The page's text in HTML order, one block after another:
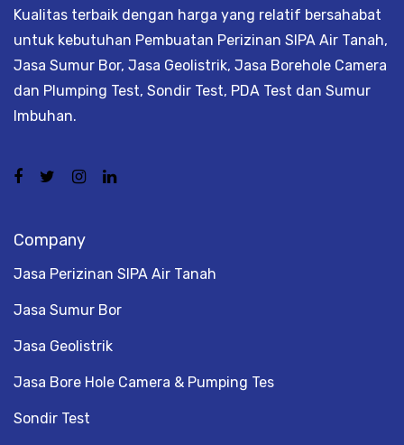
Kualitas terbaik dengan harga yang relatif bersahabat
untuk kebutuhan Pembuatan Perizinan SIPA Air Tanah,
Jasa Sumur Bor, Jasa Geolistrik, Jasa Borehole Camera
dan Plumping Test, Sondir Test, PDA Test dan Sumur
Imbuhan.
Company
Jasa Perizinan SIPA Air Tanah
Jasa Sumur Bor
Jasa Geolistrik
Jasa Bore Hole Camera & Pumping Tes
Sondir Test